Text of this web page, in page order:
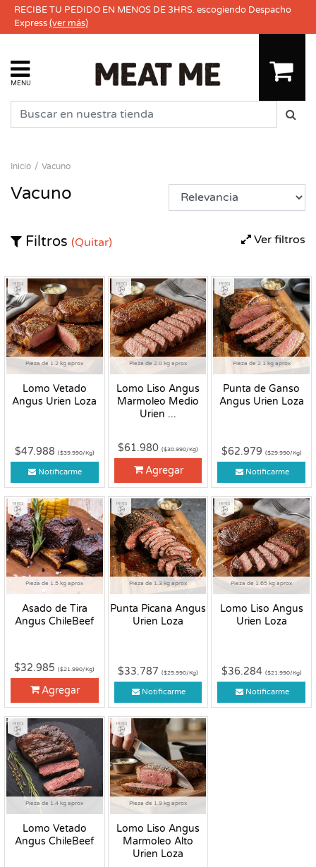
RECIBE TU PEDIDO EN MENOS DE 3HRS. escogiendo Despacho
Express(ver más)
MENU
Inicio Vacuno
Vacuno
Ver filtros
Filtros (Quitar)
Pieza de 1.2 kg aprox
Lomo Vetado
Angus Urien Loza
Fresco
$47.988 ($39.990/Kg)
Notificarme
Pieza de 2.0 kg aprox
Lomo Liso Angus
Marmoleo Medio
Urien ...
Fresco
$61.980 ($30.990/Kg)
Agregar
Pieza de 2.1 kg aprox
Punta de Ganso
Angus Urien Loza
Fresco
$62.979 ($29.990/Kg)
Notificarme
Pieza de 1.5 kg aprox
Asado de Tira
Angus ChileBeef
Fresco
$32.985($21.990/Kg)
Agregar
Pieza de 1.3 kg aprox
Punta Picana Angus
Urien Loza
Fresco
$33.787 ($25.990/Kg)
Notificarme
Pieza de 1.65 kg aprox
Lomo Liso Angus
Urien Loza
Fresco
$36.284 ($21.990/Kg)
Notificarme
Pieza de 1.4 kg aprox
Lomo Vetado
Angus ChileBeef
Fresco
Pieza de 1.9 kg aprox
Lomo Liso Angus
Marmoleo Alto
Urien Loza
Fresco